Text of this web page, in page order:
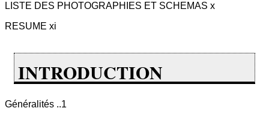
LISTE DES PHOTOGRAPHIES ET SCHEMAS x
RESUME xi
INTRODUCTION
Généralités ..1